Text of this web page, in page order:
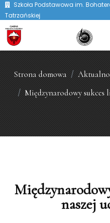
Szkoła Podstawowa im.
Tatrzańskiej
Strona domowa
Międzynarodowy sukces
naszej